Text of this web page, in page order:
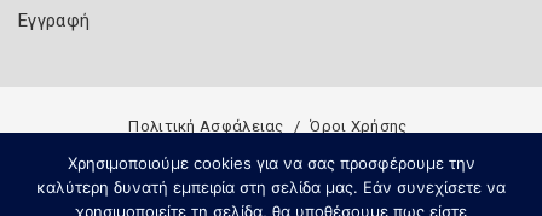
Εγγραφή
Πολιτική Ασφάλειας Όροι Χρήσης
Χρησιμοποιούμε cookies για να σας προσφέρουμε την
καλύτερη δυνατή εμπειρία στη σελίδα μας. Εάν συνεχίσετε να
χρησιμοποιείτε τη σελίδα, θα υποθέσουμε πως είστε
Copyright 2026 Knowledge A.E.